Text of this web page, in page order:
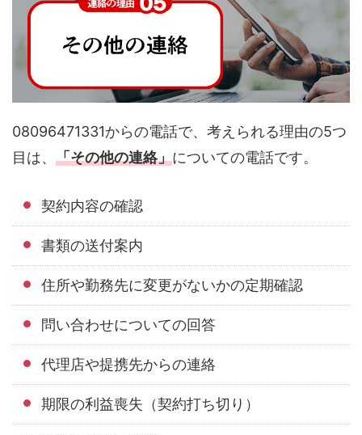
08096471331からの電話で、考えられる理由の5つ
目は、 「その他の連絡」についての電話です。
契約内容の確認
書類の送付案内
住所や勤務先に変更がないかの定期確認
問い合わせについての回答
代理店や提携先からの連絡
期限の利益喪失（契約打ち切り）